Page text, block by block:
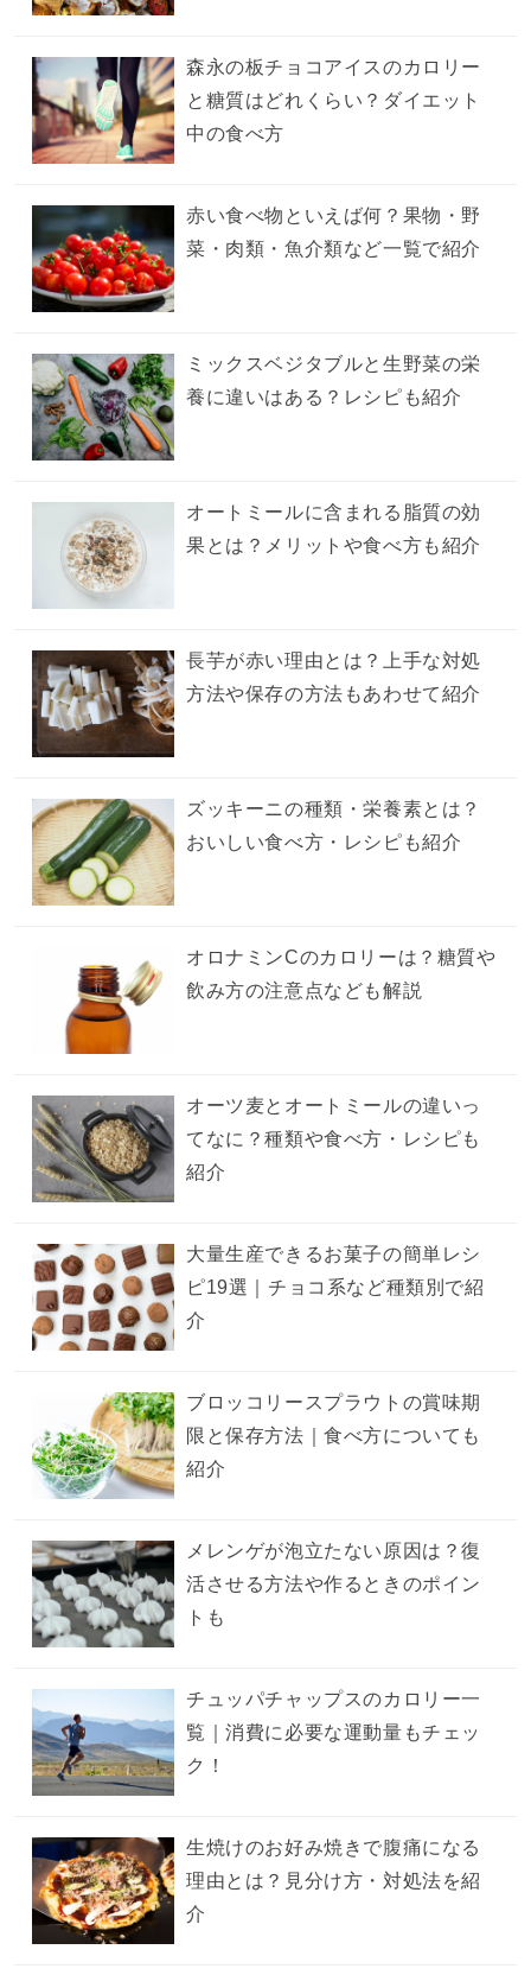
森永の板チョコアイスのカロリー
と糖質はどれくらい？ダイエット
中の食べ方
赤い食べ物といえば何？果物・野
菜・肉類・魚介類など一覧で紹介
ミックスベジタブルと生野菜の栄
養に違いはある？レシピも紹介
オートミールに含まれる脂質の効
果とは？メリットや食べ方も紹介
長芋が赤い理由とは？上手な対処
方法や保存の方法もあわせて紹介
ズッキーニの種類・栄養素とは？
おいしい食べ方・レシピも紹介
オロナミンCのカロリーは？糖質や
飲み方の注意点なども解説
オーツ麦とオートミールの違いっ
てなに？種類や食べ方・レシピも
紹介
大量生産できるお菓子の簡単レシ
ピ19選｜チョコ系など種類別で紹
介
ブロッコリースプラウトの賞味期
限と保存方法｜食べ方についても
紹介
メレンゲが泡立たない原因は？復
活させる方法や作るときのポイン
トも
チュッパチャップスのカロリー一
覧｜消費に必要な運動量もチェッ
ク！
生焼けのお好み焼きで腹痛になる
理由とは？見分け方・対処法を紹
介